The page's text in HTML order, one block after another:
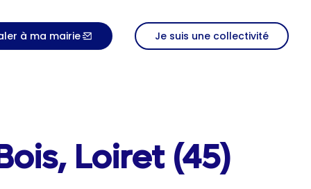
à ma mairie Je suis une collectivité
Loiret (45)